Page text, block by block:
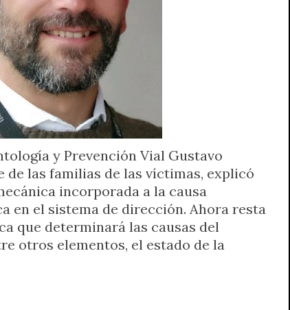
y Prevención Vial Gustavo
las familias de las víctimas, explicó
incorporada a la causa
en el sistema de dirección. Ahora resta
que determinará las causas del
otros elementos, el estado de la